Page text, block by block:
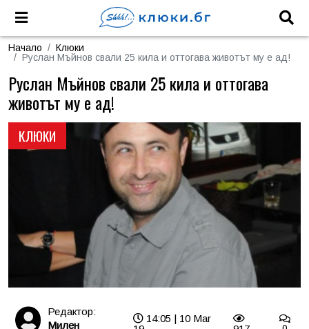
Начало
Клюки
Руслан Мъйнов свали 25 кила и оттогава животът му е ад!
КЛЮКИ
Руслан Мъйнов свали 25 кила и оттогава
животът му е ад!
Редактор:
Милен
14:05 | 10 Mar